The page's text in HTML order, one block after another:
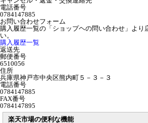
電話番号
0784147885
お問い合わせフォーム
購入履歴一覧の「ショップヘの問い合わせ」より
い。
購入履歴一覧
返送先
郵便番号
6510056
住所
兵庫県神戸市中央区熊内町５－３－３
電話番号
0784147885
FAX番号
0784147895
楽天市場の便利な機能